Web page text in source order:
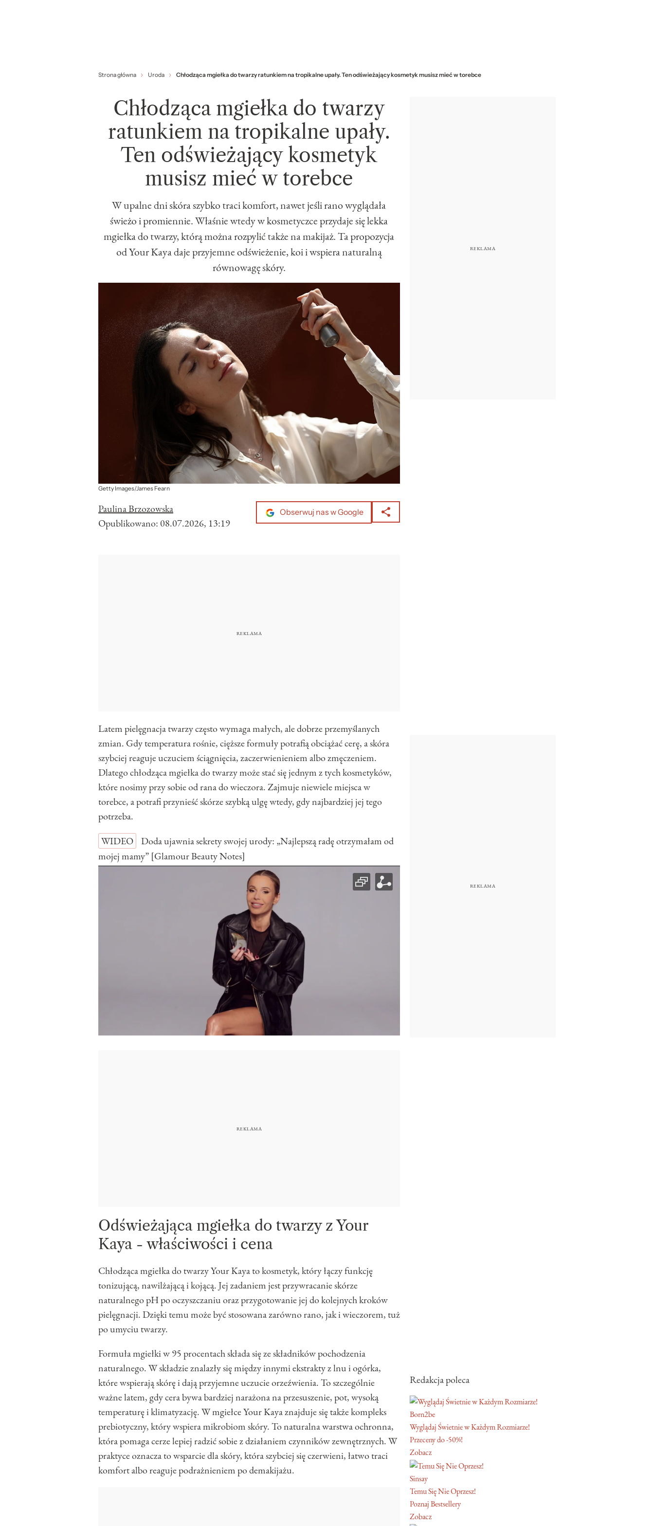
Strona główna Uroda Chłodząca mgiełka do twarzy ratunkiem na tropikalne upały. Ten odświeżający kosmetyk musisz mieć w torebce
Chłodząca mgiełka do twarzy
ratunkiem na tropikalne upały.
Ten odświeżający kosmetyk
musisz mieć w torebce
W upalne dni skóra szybko traci komfort, nawet jeśli rano wyglądała
świeżo i promiennie. Właśnie wtedy w kosmetyczce przydaje się lekka
mgiełka do twarzy, którą można rozpylić także na makijaż. Ta propozycja
od Your Kaya daje przyjemne odświeżenie, koi i wspiera naturalną
równowagę skóry.
Getty Images/James Fearn
Paulina Brzozowska
Opublikowano: 08.07.2026, 13:19
Obserwuj nas w Google
Latem pielęgnacja twarzy często wymaga małych, ale dobrze przemyślanych
zmian. Gdy temperatura rośnie, cięższe formuły potrafią obciążać cerę, a skóra
szybciej reaguje uczuciem ściągnięcia, zaczerwienieniem albo zmęczeniem.
Dlatego chłodząca mgiełka do twarzy może stać się jednym z tych kosmetyków,
które nosimy przy sobie od rana do wieczora. Zajmuje niewiele miejsca w
torebce, a potrafi przynieść skórze szybką ulgę wtedy, gdy najbardziej jej tego
potrzeba.
WIDEO
Doda ujawnia sekrety swojej urody: „Najlepszą radę otrzymałam od
mojej mamy” [Glamour Beauty Notes]
Odświeżająca mgiełka do twarzy z Your
Kaya - właściwości i cena
Chłodząca mgiełka do twarzy Your Kaya to kosmetyk, który łączy funkcję
tonizującą, nawilżającą i kojącą. Jej zadaniem jest przywracanie skórze
naturalnego pH po oczyszczaniu oraz przygotowanie jej do kolejnych kroków
pielęgnacji. Dzięki temu może być stosowana zarówno rano, jak i wieczorem, tuż
po umyciu twarzy.
Formuła mgiełki w 95 procentach składa się ze składników pochodzenia
naturalnego. W składzie znalazły się między innymi ekstrakty z lnu i ogórka,
które wspierają skórę i dają przyjemne uczucie orzeźwienia. To szczególnie
ważne latem, gdy cera bywa bardziej narażona na przesuszenie, pot, wysoką
temperaturę i klimatyzację. W mgiełce Your Kaya znajduje się także kompleks
prebiotyczny, który wspiera mikrobiom skóry. To naturalna warstwa ochronna,
która pomaga cerze lepiej radzić sobie z działaniem czynników zewnętrznych. W
praktyce oznacza to wsparcie dla skóry, która szybciej się czerwieni, łatwo traci
komfort albo reaguje podrażnieniem po demakijażu.
Redakcja poleca
Born2be
Wyglądaj Świetnie w Każdym Rozmiarze!
Przeceny do -50%!
Zobacz
Sinsay
Temu Się Nie Oprzesz!
Poznaj Bestsellery
Zobacz